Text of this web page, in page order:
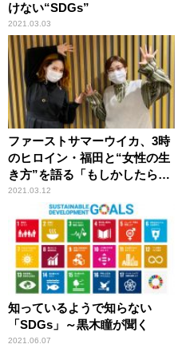
けない“SDGs”
2021.03.03
ファーストサマーウイカ、3時
のヒロイン・福田と“女性の生
き方”を語る「もしかしたら無
意識レベルで」
2021.03.12
知っているようで知らない
「SDGs」～黒木瞳が聞く
2021.06.07